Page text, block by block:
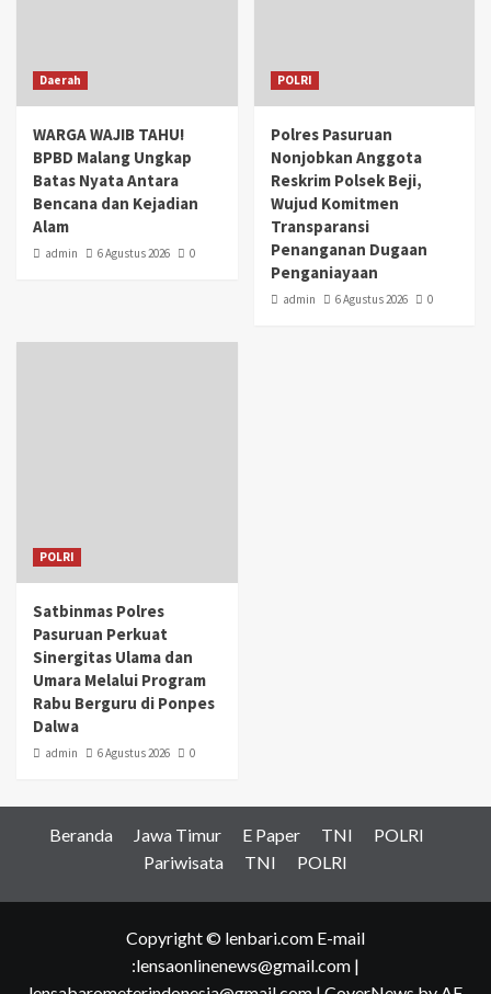
Daerah
WARGA WAJIB TAHU!
BPBD Malang Ungkap
Batas Nyata Antara
Bencana dan Kejadian
Alam
admin 6 Agustus 2026 0
POLRI
Polres Pasuruan
Nonjobkan Anggota
Reskrim Polsek Beji,
Wujud Komitmen
Transparansi
Penanganan Dugaan
Penganiayaan
admin 6 Agustus 2026 0
POLRI
Satbinmas Polres
Pasuruan Perkuat
Sinergitas Ulama dan
Umara Melalui Program
Rabu Berguru di Ponpes
Dalwa
admin 6 Agustus 2026 0
Beranda Jawa Timur E Paper TNI
POLRI
Pariwisata
TNI POLRI
Copyright © lenbari.com E-mail
:lensaonlinenews@gmail.com |